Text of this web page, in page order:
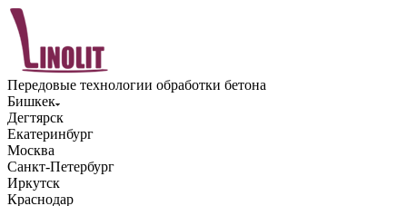
Передовые технологии обработки бетона
Бишкек
Дегтярск
Екатеринбург
Москва
Санкт-Петербург
Иркутск
Краснодар